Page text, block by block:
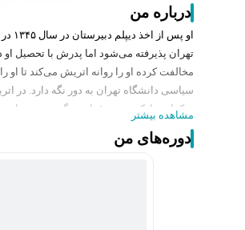
درباره من
او پس
تهران پذیرفته می‌شود اما پدرش با تحصیل او
مخالفت کرده او را روانه اتریش می‌کند تا او
سیاسی دانشگاه تهران به دور نگه دارد. در
تفکرات مارکسیستی قرار می‌گیرد و تحصیل
به انگلستان می‌رود.
مشاهده بیشتر
دوره‌های من